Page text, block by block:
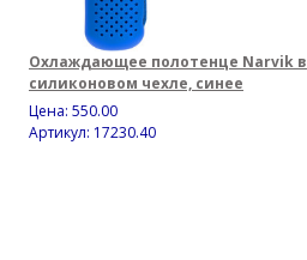
Охлаждающее полотенце Narvik в
силиконовом чехле, синее
Цена: 550.00
Артикул: 17230.40